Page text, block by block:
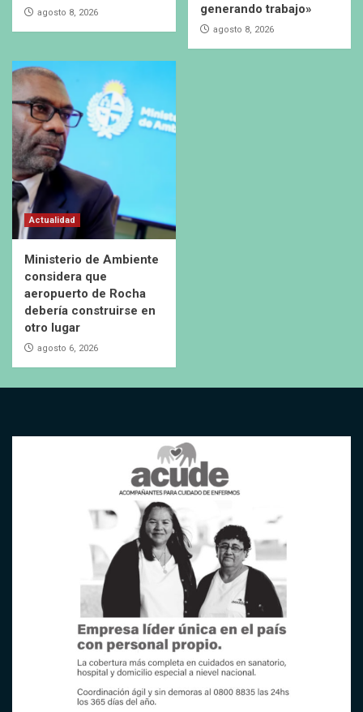
agosto 8, 2026
generando trabajo»
agosto 8, 2026
Actualidad
Ministerio de Ambiente
considera que
aeropuerto de Rocha
debería construirse en
otro lugar
agosto 6, 2026